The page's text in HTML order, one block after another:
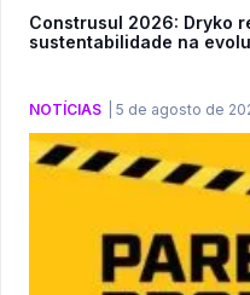
Construsul 2026: Dryko
sustentabilidade na
NOTÍCIAS 5 de agosto de